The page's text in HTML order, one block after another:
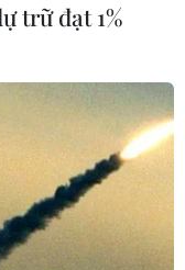
trữ đạt 1%